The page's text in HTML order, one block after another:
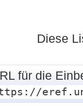
Diese
für die